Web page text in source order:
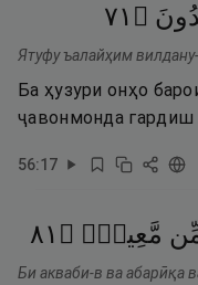
۝ ١٧
Ятуфу ъалайҳим
Ба ҳузури онҳо
ҷавонмонда гардиш
56:17
مَّعِينٍۢ ۝ ١٨
Би акваби-в ва абарӣқа